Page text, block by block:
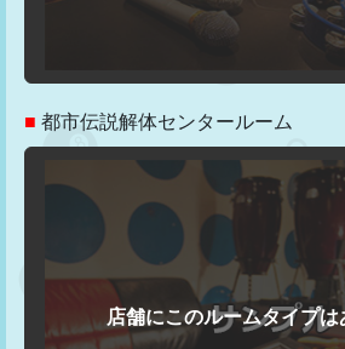
■ 都市伝説解体センタールーム